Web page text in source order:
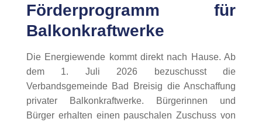
Förderprogramm für
Balkonkraftwerke
Die Energiewende kommt direkt nach Hause. Ab
dem 1. Juli 2026 bezuschusst die
Verbandsgemeinde Bad Breisig die Anschaffung
privater Balkonkraftwerke. Bürgerinnen und
Bürger erhalten einen pauschalen Zuschuss von